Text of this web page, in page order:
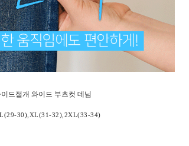
드절개 와이드 부츠컷 데님
30),XL(31-32),2XL(33-34)